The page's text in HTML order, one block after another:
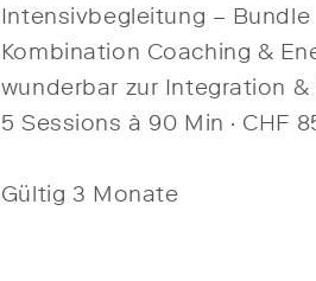
Intensivbegleitung – Bundle
Kombination Coaching &
wunderbar zur Integration &
5 Sessions à 90 Min · CHF
Gültig 3 Monate